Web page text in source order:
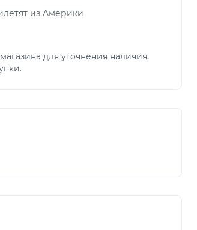
из Америки
для уточнения наличия,